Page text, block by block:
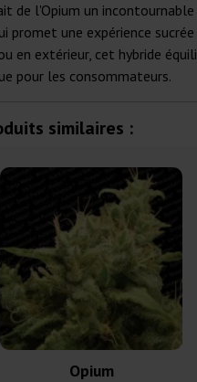
l'Opium un incontournable
promet une expérience
en extérieur, cet hybride
pour les consommateurs.
similaires :
Opium